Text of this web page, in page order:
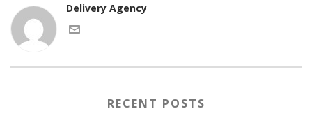
Delivery Agency
RECENT POSTS